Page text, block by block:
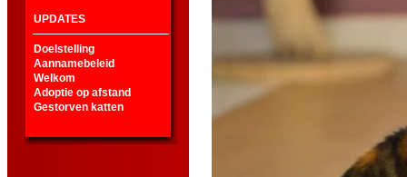
UPDATES
Doelstelling
Aannamebeleid
Welkom
Adoptie op afstand
Gestorven katten